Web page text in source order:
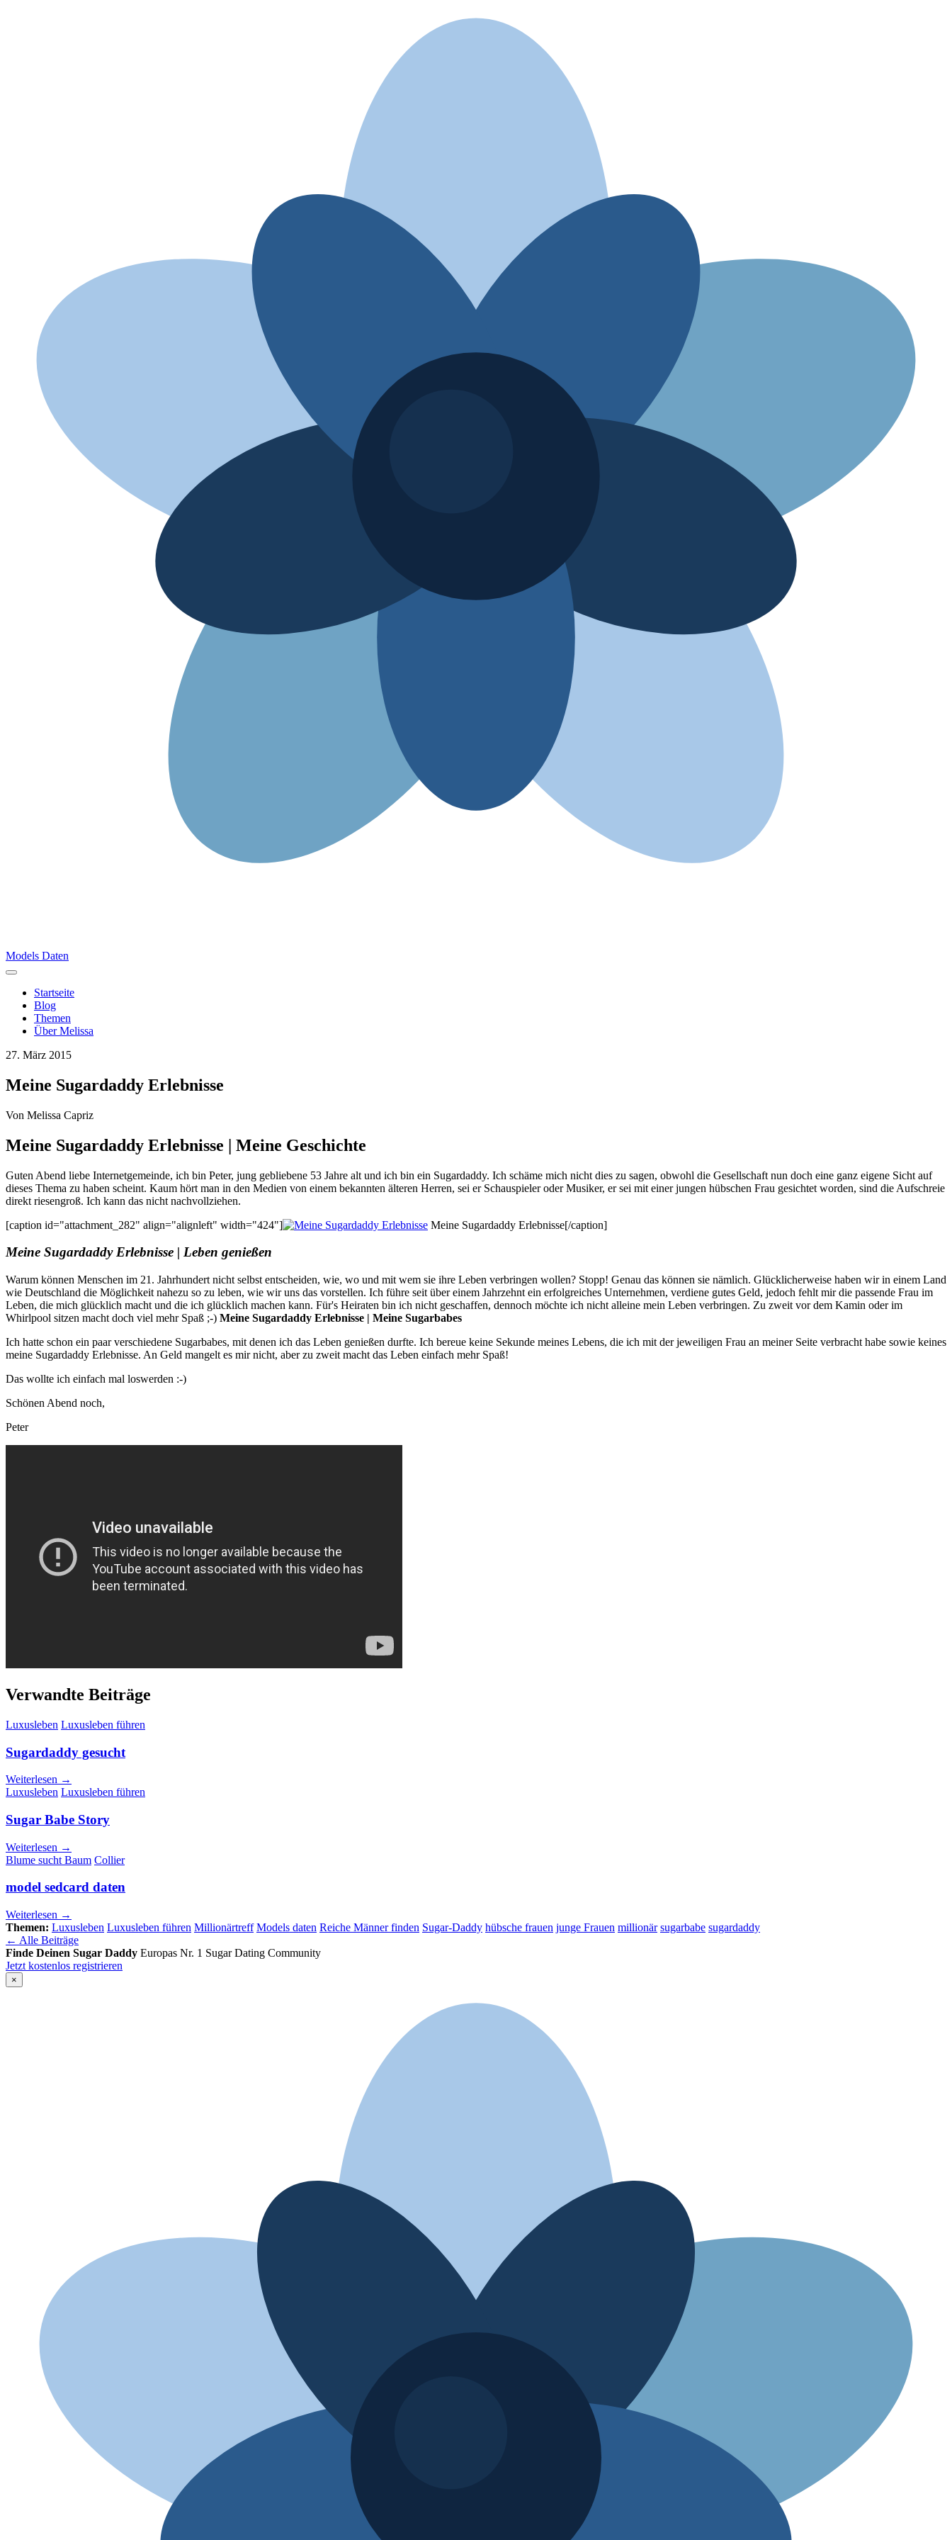
Models Daten
Startseite
Blog
Themen
Über Melissa
27. März 2015
Meine Sugardaddy Erlebnisse
Von Melissa Capriz
Meine Sugardaddy Erlebnisse | Meine Geschichte
Guten Abend liebe Internetgemeinde, ich bin Peter, jung gebliebene 53 Jahre alt und ich bin ein Sugardaddy. Ich schäme mich nicht dies zu sagen, obwohl die Gesellschaft nun doch eine ganz eigene Sicht auf
dieses Thema zu haben scheint. Kaum hört man in den Medien von einem bekannten älteren Herren, sei er Schauspieler oder Musiker, er sei mit einer jungen hübschen Frau gesichtet worden, sind die Aufschreie
direkt riesengroß. Ich kann das nicht nachvollziehen.
[caption id="attachment_282" align="alignleft" width="424"]
Meine Sugardaddy Erlebnisse[/caption]
Meine Sugardaddy Erlebnisse | Leben genießen
Warum können Menschen im 21. Jahrhundert nicht selbst entscheiden, wie, wo und mit wem sie ihre Leben verbringen wollen? Stopp! Genau das können sie nämlich. Glücklicherweise haben wir in einem Land
wie Deutschland die Möglichkeit nahezu so zu leben, wie wir uns das vorstellen. Ich führe seit über einem Jahrzehnt ein erfolgreiches Unternehmen, verdiene gutes Geld, jedoch fehlt mir die passende Frau im
Leben, die mich glücklich macht und die ich glücklich machen kann. Für's Heiraten bin ich nicht geschaffen, dennoch möchte ich nicht alleine mein Leben verbringen. Zu zweit vor dem Kamin oder im
Whirlpool sitzen macht doch viel mehr Spaß ;-) Meine Sugardaddy Erlebnisse | Meine Sugarbabes
Ich hatte schon ein paar verschiedene Sugarbabes, mit denen ich das Leben genießen durfte. Ich bereue keine Sekunde meines Lebens, die ich mit der jeweiligen Frau an meiner Seite verbracht habe sowie keines
meine Sugardaddy Erlebnisse. An Geld mangelt es mir nicht, aber zu zweit macht das Leben einfach mehr Spaß!
Das wollte ich einfach mal loswerden :-)
Schönen Abend noch,
Peter
Verwandte Beiträge
Luxusleben Luxusleben führen
Sugardaddy gesucht
Weiterlesen →
Luxusleben Luxusleben führen
Sugar Babe Story
Weiterlesen →
Blume sucht Baum Collier
model sedcard daten
Weiterlesen →
Themen: Luxusleben Luxusleben führen Millionärtreff Models daten Reiche Männer finden Sugar-Daddy hübsche frauen junge Frauen millionär sugarbabe sugardaddy
← Alle Beiträge
Finde Deinen Sugar Daddy Europas Nr. 1 Sugar Dating Community
Jetzt kostenlos registrieren
×